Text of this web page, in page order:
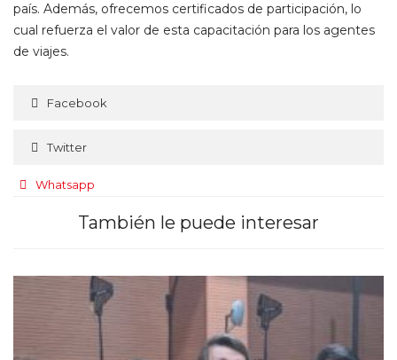
país. Además, ofrecemos certificados de participación, lo
cual refuerza el valor de esta capacitación para los agentes
de viajes.
Facebook
Twitter
Whatsapp
También le puede interesar